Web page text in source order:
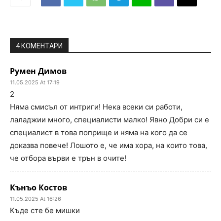
4 КОМЕНТАРИ
Румен Димов
11.05.2025 At 17:19
2
Няма смисъл от интриги! Нека всеки си работи,
лаладжии много, специалисти малко! Явно Добри си е
специалист в това поприще и няма на кого да се
доказва повече! Лошото е, че има хора, на които това,
че отбора върви е трън в очите!
Кънъо Костов
11.05.2025 At 16:26
Къде сте бе мишки